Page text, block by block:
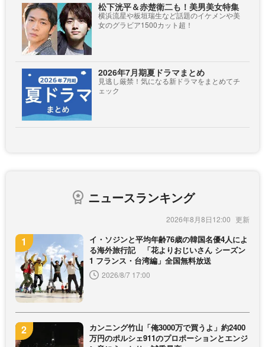
松下洸平＆赤楚衛二も！美男美女特集
横浜流星や板垣瑞生など話題のイケメンや美
女のグラビア1500カット超！
2026年7月期夏ドラマまとめ
見逃し厳禁！気になる新ドラマをまとめてチ
ェック
ニュースランキング
2026年8月8日12:00
イ・ソジンと平均年齢76歳の韓国名優4人によ
る海外旅行記 「花よりおじいさん シーズン
1 フランス・台湾編」全国無料放送
2026/8/7 17:00
カンニング竹山「俺3000万で買うよ」約2400
万円のポルシェ911のプロポーションとエンジ